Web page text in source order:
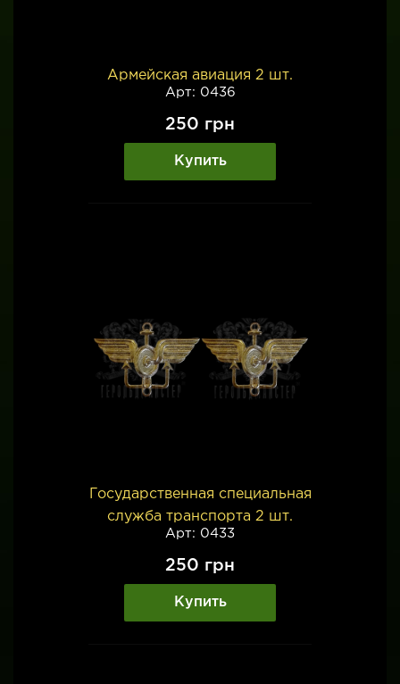
Армейская авиация 2 шт.
Арт: 0436
250 грн
Купить
Государственная специальная
служба транспорта 2 шт.
Арт: 0433
250 грн
Купить